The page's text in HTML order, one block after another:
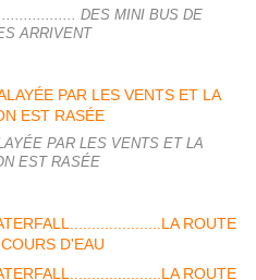
DES MINI BUS DE
ARRIVENT
PAR LES VENTS ET LA
EST RASÉE